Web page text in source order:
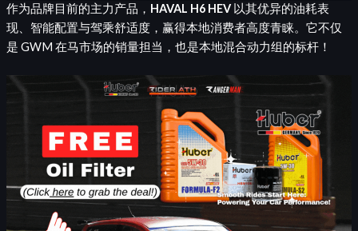
作为品牌目前的主力产品， HAVAL H6 HEV以其优异的油耗表
现、智能配置与驾乘舒适度，赢得本地消费者高度青睐。它不仅
是 GWM 在马市场的销量担当，也是本地混合动力组的标杆！